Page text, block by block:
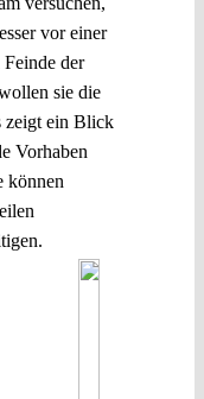
vor einer
der
sie die
zeigt ein Blick
Vorhaben
können